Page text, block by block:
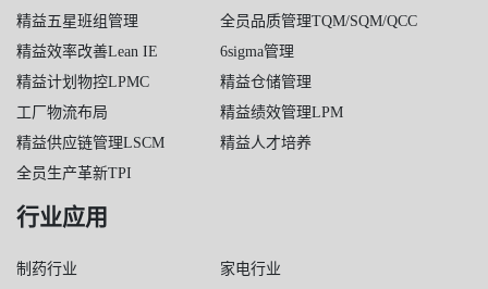
精益五星班组管理
精益效率改善Lean IE
精益计划物控LPMC
工厂物流布局
精益供应链管理LSCM
全员生产革新TPI
全员品质管理TQM/SQM/QCC
6sigma管理
精益仓储管理
精益绩效管理LPM
精益人才培养
行业应用
制药行业
家电行业